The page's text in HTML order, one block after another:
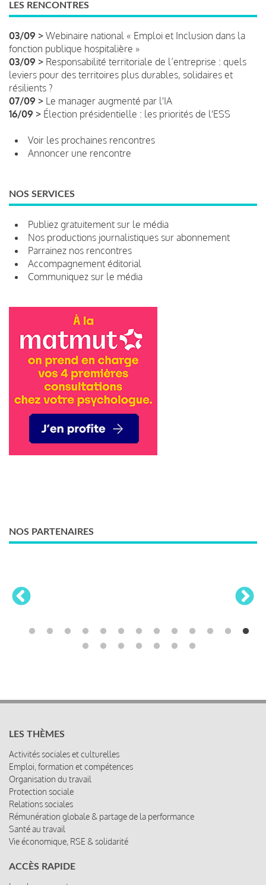
LES RENCONTRES
03/09 > Webinaire national « Emploi et Inclusion dans la
fonction publique hospitalière »
03/09 > Responsabilité territoriale de l’entreprise : quels
leviers pour des territoires plus durables, solidaires et
résilients ?
07/09 > Le manager augmenté par l'IA
16/09 > Élection présidentielle : les priorités de l'ESS
Voir les prochaines rencontres
Annoncer une rencontre
NOS SERVICES
Publiez gratuitement sur le média
Nos productions journalistiques sur abonnement
Parrainez nos rencontres
Accompagnement éditorial
Communiquez sur le média
NOS PARTENAIRES
Activités sociales et culturelles
Organisation du travail
Protection sociale
Relations sociales
Rémunération globale & partage de la performance
Santé au travail
Vie économique, RSE & solidarité
ACCÈS RAPIDE
Les abonnements